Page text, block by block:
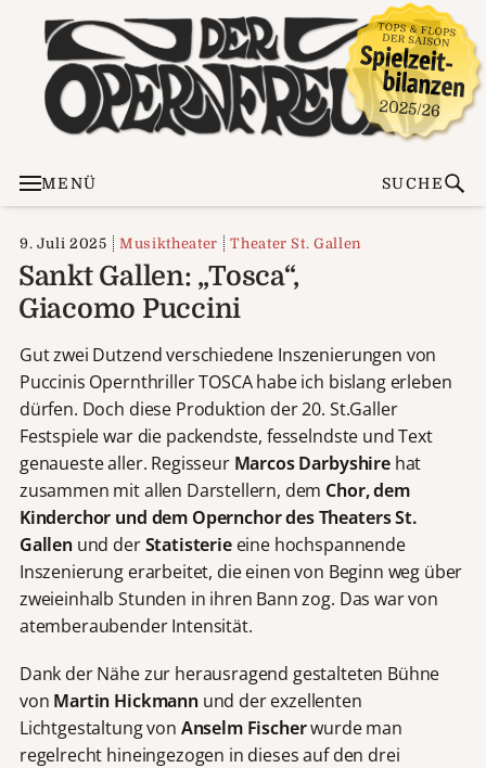
MENÜ SUCHE
9. Juli 2025 Musiktheater Theater St. Gallen
Sankt Gallen: „Tosca“,
Giacomo Puccini
Gut zwei Dutzend verschiedene Inszenierungen von
Puccinis Opernthriller TOSCA habe ich bislang erleben
dürfen. Doch diese Produktion der 20. St.Galler
Festspiele war die packendste, fesselndste und Text
genaueste aller. Regisseur Marcos Darbyshirehat
zusammen mit allen Darstellern, dem Chor, dem
Kinderchor und dem Opernchor des Theaters St.
Gallenund derStatisterieeine hochspannende
Inszenierung erarbeitet, die einen von Beginn weg über
zweieinhalb Stunden in ihren Bann zog. Das war von
atemberaubender Intensität.
Dank der Nähe zur herausragend gestalteten Bühne
von Martin Hickmannund der exzellenten
Lichtgestaltung von Anselm Fischerwurde man
regelrecht hineingezogen in dieses auf den drei